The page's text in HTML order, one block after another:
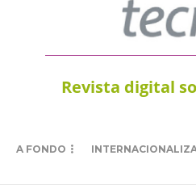
Revista digital
A FONDO